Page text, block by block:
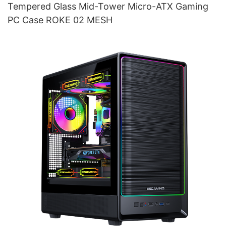
Tempered Glass Mid-Tower Micro-ATX Gaming
PC Case ROKE 02 MESH